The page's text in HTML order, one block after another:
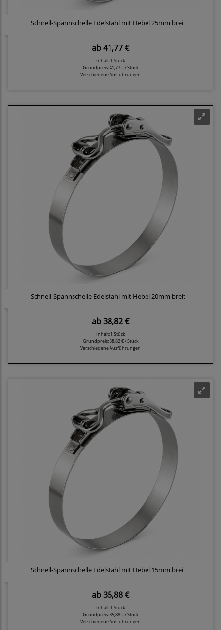
Schnell-Spannschelle Edelstahl mit Hebel 25mm breit
ab41,77 €
Inhalt: 1 Stück
Grundpreis:41,77 € / Stück
Verschiedene Ausführungen
Schnell-Spannschelle Edelstahl mit Hebel 20mm breit
ab38,82 €
Inhalt: 1 Stück
Grundpreis:38,82 € / Stück
Verschiedene Ausführungen
Schnell-Spannschelle Edelstahl mit Hebel 15mm breit
ab35,88 €
Inhalt: 1 Stück
Grundpreis:35,88 € / Stück
Verschiedene Ausführungen